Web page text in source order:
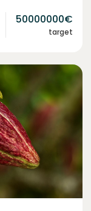
50000000€
target